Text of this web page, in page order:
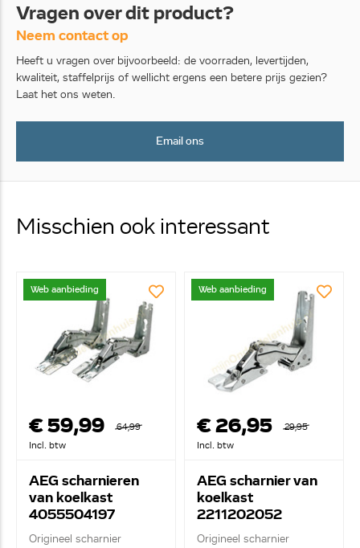
Vragen over dit product?
Neem contact op
Heeft u vragen over bijvoorbeeld: de voorraden, levertijden,
kwaliteit, staffelprijs of wellicht ergens een betere prijs gezien?
Laat het ons weten.
Email ons
Misschien ook interessant
Web aanbieding
€ 59,99
64,99
Incl. btw
AEG scharnieren
van koelkast
4055504197
Origineel scharnier
Web aanbieding
€ 26,95
29,95
Incl. btw
AEG scharnier van
koelkast
2211202052
Origineel scharnier